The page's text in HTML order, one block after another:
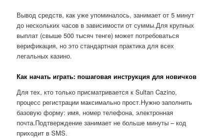
Вывод средств, как уже упоминалось, занимает от 5 минут
до нескольких часов в зависимости от суммы.Для крупных
выплат (свыше 500 тысяч тенге) может потребоваться
верификация, но это стандартная практика для всех
легальных казино.
Как начать играть: пошаговая инструкция для новичков
Для тех, кто только присматривается к Sultan Cazino,
процесс регистрации максимально прост.Нужно заполнить
базовую форму: имя, номер телефона, электронная
почта.Подтверждение занимает не больше минуты – код
приходит в SMS.